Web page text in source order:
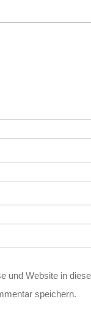
und Website in
speichern.